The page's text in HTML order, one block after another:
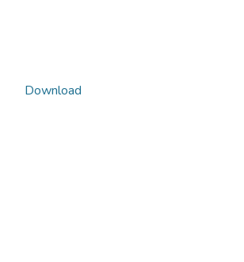
Download